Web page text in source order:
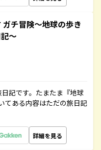
チ冒険～地球の歩き
～
記です。たまたま『地球
てある内容はただの旅日記
詳細を見る